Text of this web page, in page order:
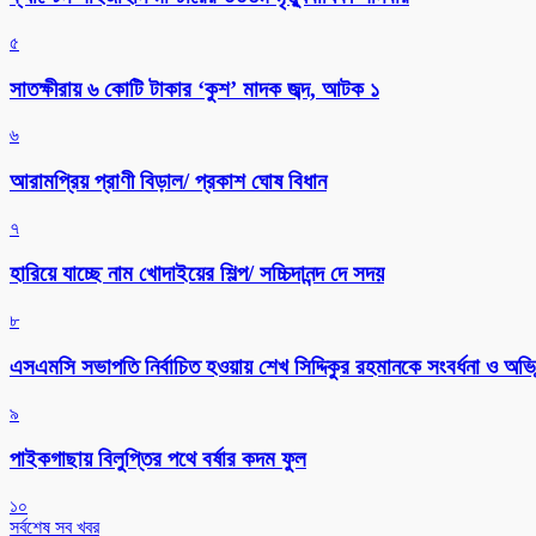
৫
সাতক্ষীরায় ৬ কোটি টাকার ‘কুশ’ মাদক জব্দ, আটক ১
৬
আরামপ্রিয় প্রাণী বিড়াল/ প্রকাশ ঘোষ বিধান
৭
হারিয়ে যাচ্ছে নাম খোদাইয়ের শিল্প/ সচ্চিদানন্দ দে সদয়
৮
এসএমসি সভাপতি নির্বাচিত হওয়ায় শেখ সিদ্দিকুর রহমানকে সংবর্ধনা ও
৯
পাইকগাছায় বিলুপ্তির পথে বর্ষার কদম ফুল
১০
সর্বশেষ সব খবর